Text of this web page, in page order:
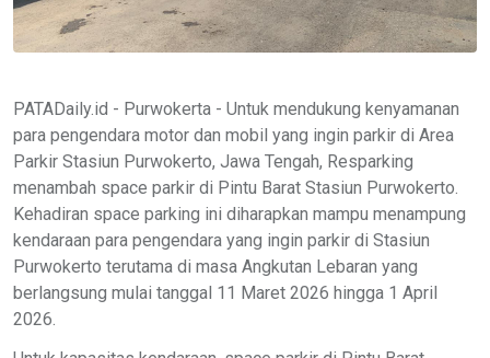
PATADaily.id - Purwokerta - Untuk mendukung kenyamanan
para pengendara motor dan mobil yang ingin parkir di Area
Parkir Stasiun Purwokerto, Jawa Tengah, Resparking
menambah space parkir di Pintu Barat Stasiun Purwokerto.
Kehadiran space parking ini diharapkan mampu menampung
kendaraan para pengendara yang ingin parkir di Stasiun
Purwokerto terutama di masa Angkutan Lebaran yang
berlangsung mulai tanggal 11 Maret 2026 hingga 1 April
2026.